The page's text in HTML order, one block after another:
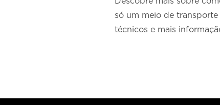
só um meio de
técnicos e mais